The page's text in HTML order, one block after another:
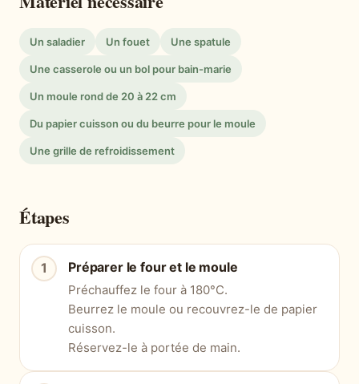
Un saladier Un fouet Une spatule
Une casserole ou un bol pour bain-marie
Un moule rond de 20 à 22 cm
Du papier cuisson ou du beurre pour le moule
Une grille de refroidissement
Étapes
Préparer le four et le moule
Préchauffez le four à 180°C.
Beurrez le moule ou recouvrez-le de papier
cuisson.
Réservez-le à portée de main.